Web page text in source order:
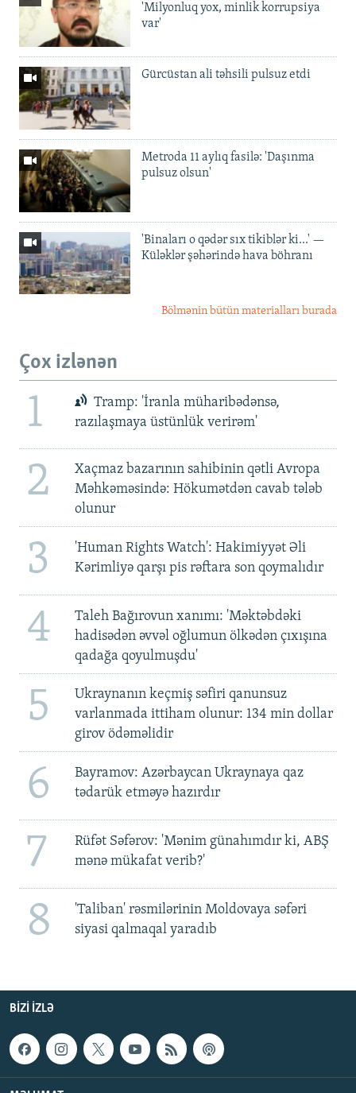
'Milyonluq yox, minlik korrupsiya
var'
Gürcüstan ali təhsili pulsuz etdi
Metroda 11 aylıq fasilə: 'Daşınma
pulsuz olsun'
'Binaları o qədər sıx tikiblər ki...' —
Küləklər şəhərində hava böhranı
Bölmənin bütün materialları burada
Çox izlənən
1
Tramp: 'İranla müharibədənsə,
razılaşmaya üstünlük verirəm'
2
Xaçmaz bazarının sahibinin qətli Avropa
Məhkəməsində: Hökumətdən cavab tələb
olunur
3
'Human Rights Watch': Hakimiyyət Əli
Kərimliyə qarşı pis rəftara son qoymalıdır
4
Taleh Bağırovun xanımı: 'Məktəbdəki
hadisədən əvvəl oğlumun ölkədən çıxışına
qadağa qoyulmuşdu'
5
Ukraynanın keçmiş səfiri qanunsuz
varlanmada ittiham olunur: 134 min dollar
girov ödəməlidir
6
Bayramov: Azərbaycan Ukraynaya qaz
tədarük etməyə hazırdır
7
Rüfət Səfərov: 'Mənim günahımdır ki, ABŞ
mənə mükafat verib?'
8
'Taliban' rəsmilərinin Moldovaya səfəri
siyasi qalmaqal yaradıb
BIZI IZLƏ